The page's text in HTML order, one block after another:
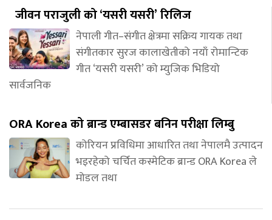
जीवन पराजुली को ‘यसरी यसरी’ रिलिज
नेपाली गीत–संगीत क्षेत्रमा सक्रिय गायक तथा
संगीतकार सुरज कालाखेतीको नयाँ रोमान्टिक
गीत ‘यसरी यसरी’ को म्युजिक भिडियो
सार्वजनिक
ORA Korea को ब्रान्ड एम्बासडर बनिन परीक्षा लिम्बु
कोरियन प्रविधिमा आधारित तथा नेपालमै उत्पादन
भइरहेको चर्चित कस्मेटिक ब्रान्ड ORA Korea ले
मोडल तथा